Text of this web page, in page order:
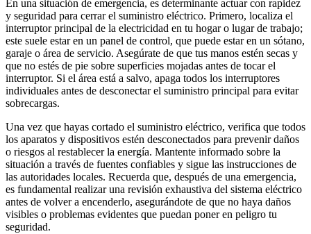
En una situación de emergencia, es determinante actuar con rapidez
y seguridad para cerrar el suministro eléctrico. Primero, localiza el
interruptor principal de la electricidad en tu hogar o lugar de trabajo;
este suele estar en un panel de control, que puede estar en un sótano,
garaje o área de servicio. Asegúrate de que tus manos estén secas y
que no estés de pie sobre superficies mojadas antes de tocar el
interruptor. Si el área está a salvo, apaga todos los interruptores
individuales antes de desconectar el suministro principal para evitar
sobrecargas.
Una vez que hayas cortado el suministro eléctrico, verifica que todos
los aparatos y dispositivos estén desconectados para prevenir daños
o riesgos al restablecer la energía. Mantente informado sobre la
situación a través de fuentes confiables y sigue las instrucciones de
las autoridades locales. Recuerda que, después de una emergencia,
es fundamental realizar una revisión exhaustiva del sistema eléctrico
antes de volver a encenderlo, asegurándote de que no haya daños
visibles o problemas evidentes que puedan poner en peligro tu
seguridad.